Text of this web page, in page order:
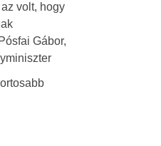
volt, hogy
Gábor,